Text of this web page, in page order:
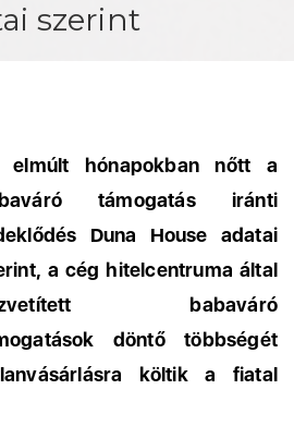
szerint
elmúlt hónapokban nőtt a
támogatás iránti
Duna House adatai
a cég hitelcentruma által
babaváró
döntő többségét
költik a fiatal